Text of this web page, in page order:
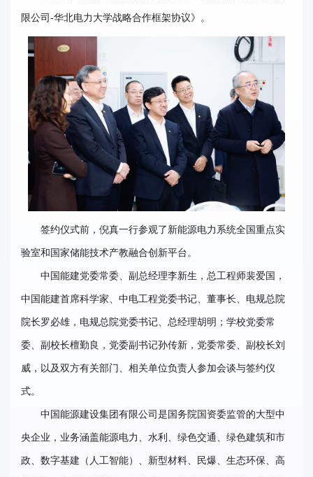
限公司-华北电力大学战略合作框架协议》。
签约仪式前，倪真一行参观了新能源电力系统全国重点实
验室和国家储能技术产教融合创新平台。
中国能建党委常委、副总经理李新生，总工程师裴爱国，
中国能建首席科学家、中电工程党委书记、董事长、电规总院
院长罗必雄，电规总院党委书记、总经理胡明；学校党委常
委、副校长檀勤良，党委副书记孙传新，党委常委、副校长刘
威，以及双方有关部门、相关单位负责人参加会谈与签约仪
式。
中国能源建设集团有限公司是国务院国资委监管的大型中
央企业，业务涵盖能源电力、水利、绿色交通、绿色建筑和市
政、数字基建（人工智能）、新型材料、民爆、生态环保、高